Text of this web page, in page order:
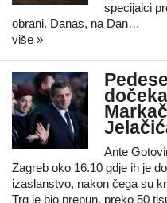
specijalci
obrani. Danas, na Dan…
više »
Ante
Zagreb oko 16.10 gdje ih je
izaslanstvo, nakon čega su
Trg je bio prepun, preko 50